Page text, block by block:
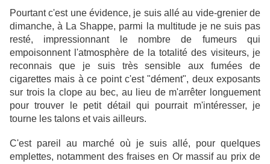
Pourtant c'est une évidence, je suis allé au vide-grenier de
dimanche, à La Shappe, parmi la multitude je ne suis pas
resté, impressionnant le nombre de fumeurs qui
empoisonnent l'atmosphère de la totalité des visiteurs, je
reconnais que je suis très sensible aux fumées de
cigarettes mais à ce point c'est "dément", deux exposants
sur trois la clope au bec, au lieu de m'arrêter longuement
pour trouver le petit détail qui pourrait m'intéresser, je
tourne les talons et vais ailleurs.
C'est pareil au marché où je suis allé, pour quelques
emplettes, notamment des fraises en Or massif au prix de